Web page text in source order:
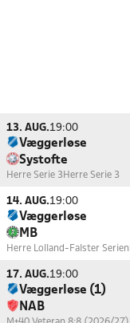
13. AUG.19:00
Væggerløse
Systofte
Herre Serie 3 Herre Serie 3
14. AUG.19:00
Væggerløse
MB
Herre Lolland-Falster Serien
17. AUG.19:00
Væggerløse (1)
NAB